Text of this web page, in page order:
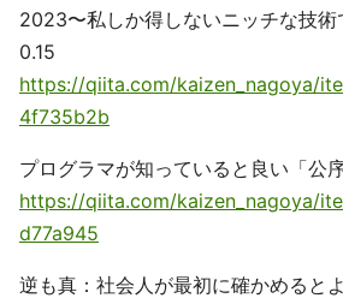
2023〜私しか得しないニッチな技術
0.15
https://qiita.com/kaizen_nagoya/
4f735b2b
プログラマが知っていると良い「公序
https://qiita.com/kaizen_nagoya/
d77a945
逆も真：社会人が最初に確かめるとよ